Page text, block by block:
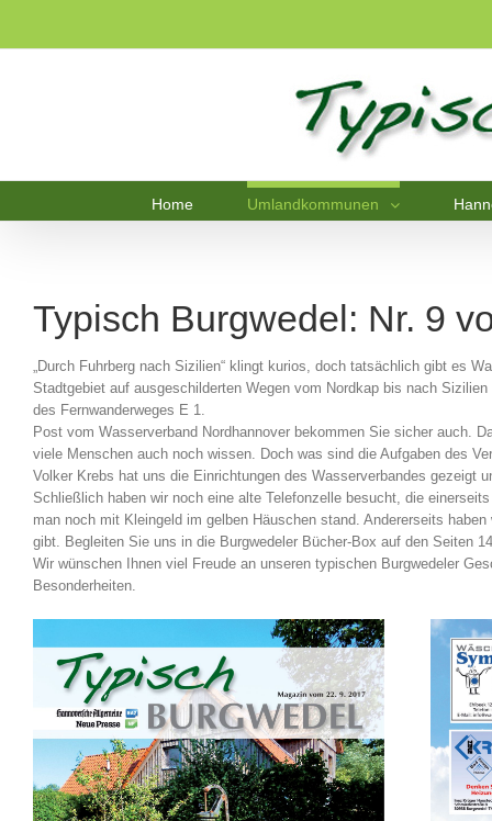
Home Umlandkommunen
Typisch Burgwedel: Nr. 9
„Durch Fuhrberg nach Sizilien“ klingt kurios, doch tatsächlich gibt es
Stadtgebiet auf ausgeschilderten Wegen vom Nordkap bis nach
des Fernwanderweges E 1.
Post vom Wasserverband Nordhannover bekommen Sie sicher auch.
viele Menschen auch noch wissen. Doch was sind die Aufgaben des
Volker Krebs hat uns die Einrichtungen des Wasserverbandes gezeigt
Schließlich haben wir noch eine alte Telefonzelle besucht, die
man noch mit Kleingeld im gelben Häuschen stand. Andererseits
gibt. Begleiten Sie uns in die Burgwedeler Bücher-Box auf den Seiten
Wir wünschen Ihnen viel Freude an unseren typischen Burgwedeler
Besonderheiten.